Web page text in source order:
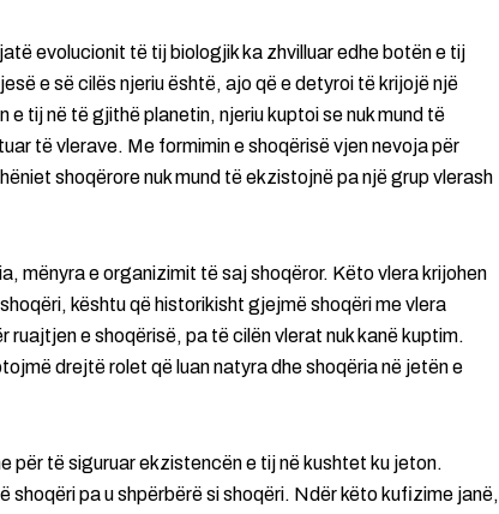
evolucionit të tij biologjik ka zhvilluar edhe botën e tij
e së cilës njeriu është, ajo që e detyroi të krijojë një
tij në të gjithë planetin, njeriu kuptoi se nuk mund të
të vlerave. Me formimin e shoqërisë vjen nevoja për
shoqërore nuk mund të ekzistojnë pa një grup vlerash
mënyra e organizimit të saj shoqëror. Këto vlera krijohen
kështu që historikisht gjejmë shoqëri me vlera
e shoqërisë, pa të cilën vlerat nuk kanë kuptim.
drejtë rolet që luan natyra dhe shoqëria në jetën e
për të siguruar ekzistencën e tij në kushtet ku jeton.
shoqëri pa u shpërbërë si shoqëri. Ndër këto kufizime janë,